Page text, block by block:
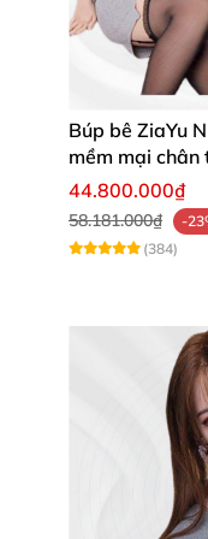
Chức
Búp bê
hoặc
từng lần
quá trình
Búp bê ZiaYu
mềm mại chân
44.800.000₫
58.181.000₫
-
(384)